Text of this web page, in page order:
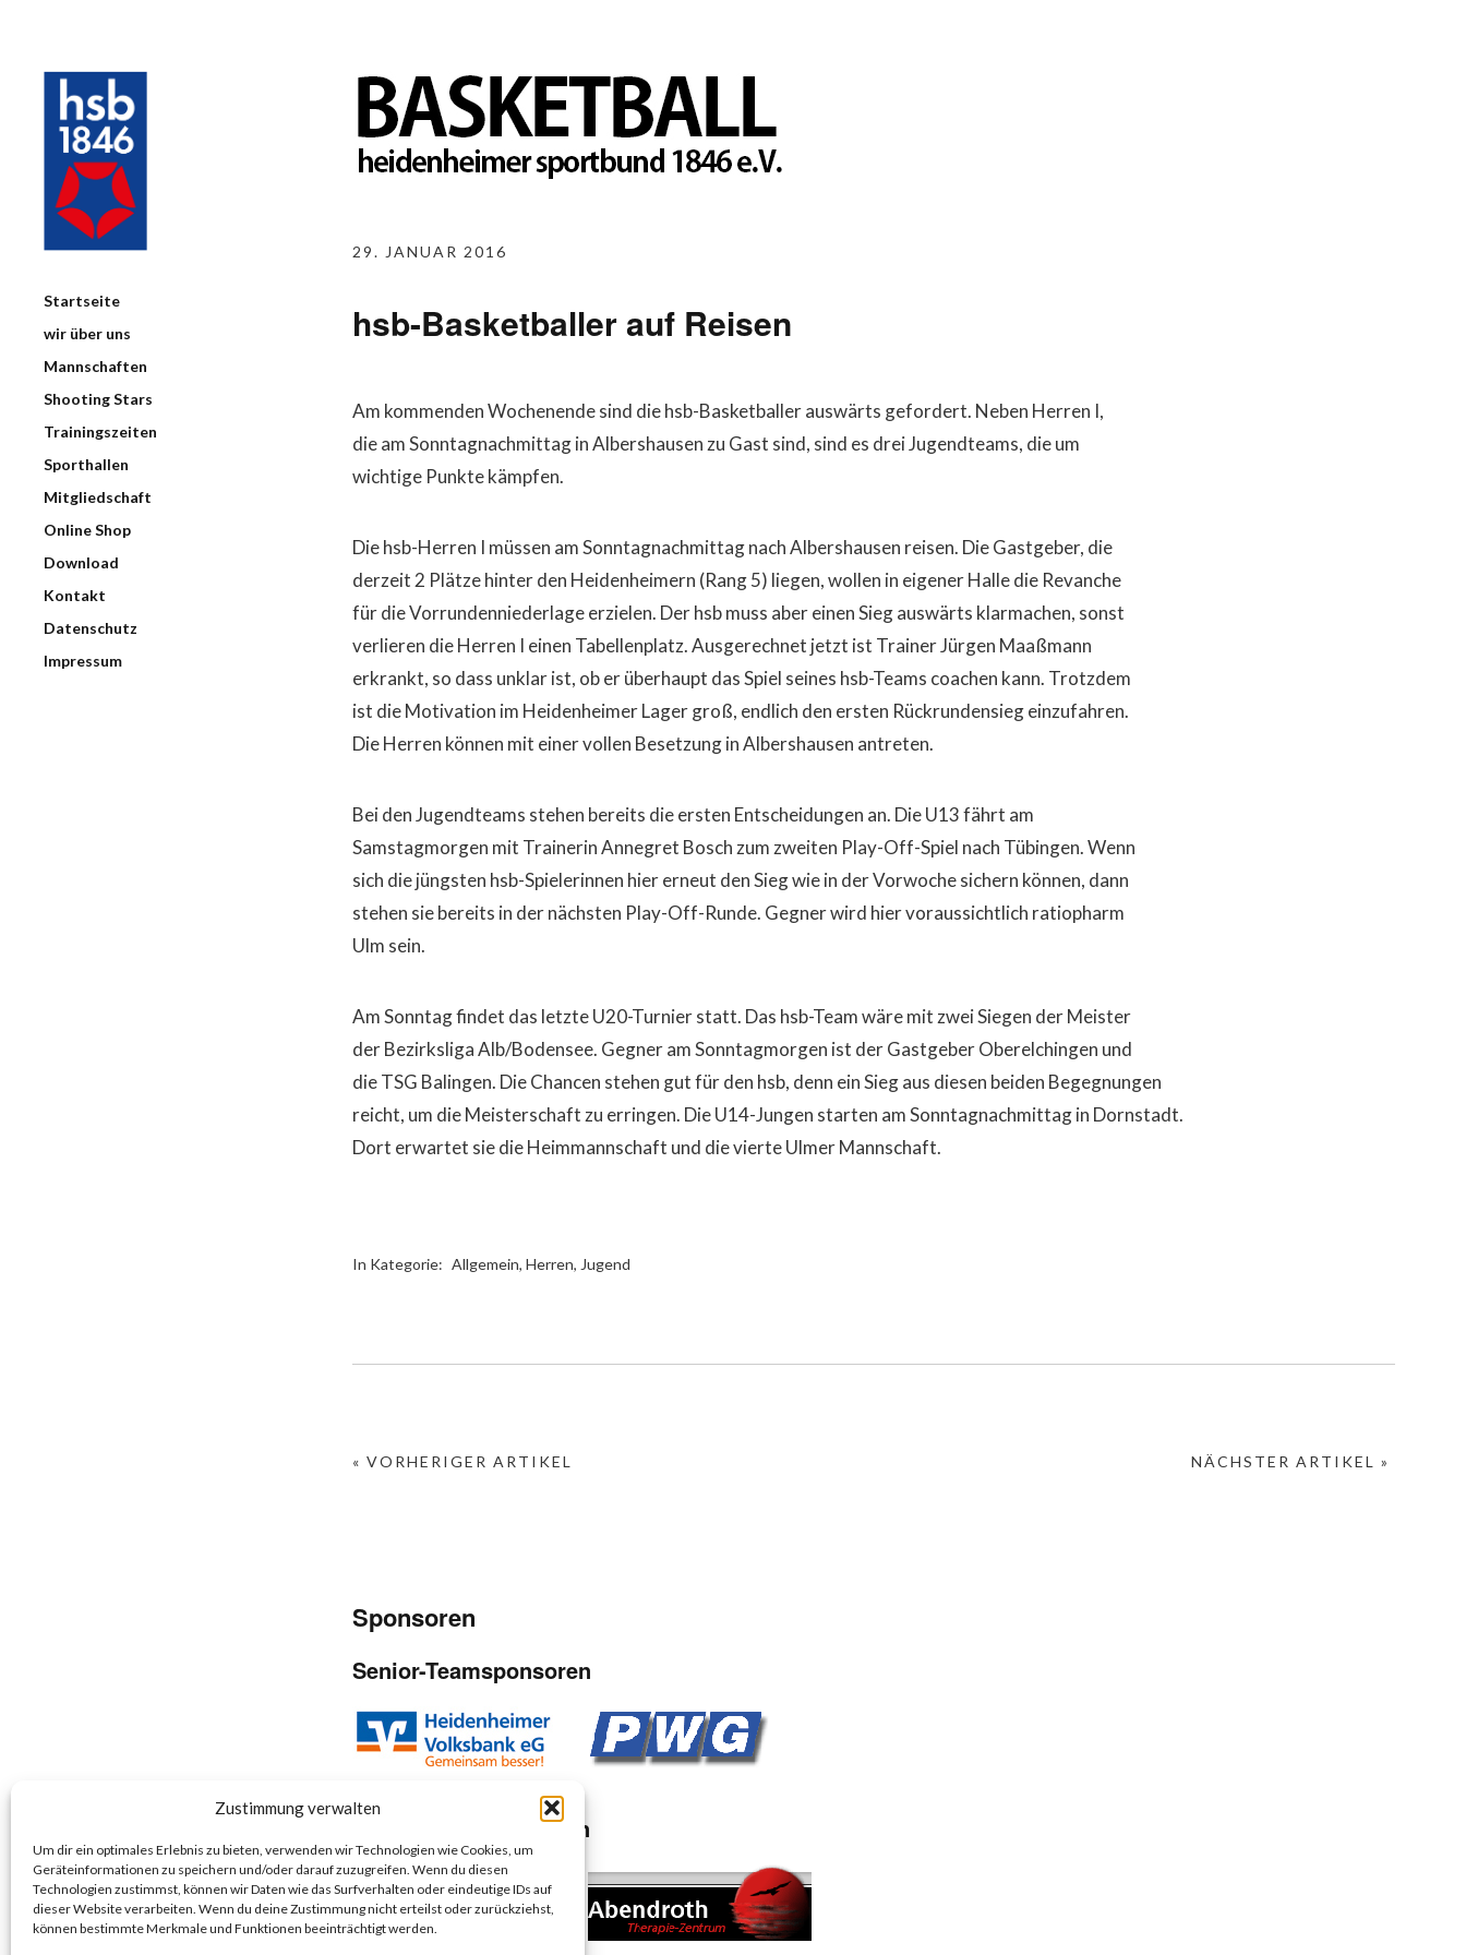
Zustimmung verwalten
Um dir ein optimales Erlebnis zu bieten, verwenden wir Technologien wie Cookies, um
Geräteinformationen zu speichern und/oder darauf zuzugreifen. Wenn du diesen
Technologien zustimmst, können wir Daten wie das Surfverhalten oder eindeutige IDs auf
dieser Website verarbeiten. Wenn du deine Zustimmung nicht erteilst oder zurückziehst,
können bestimmte Merkmale und Funktionen beeinträchtigt werden.
Startseite
wir über uns
Mannschaften
Shooting Stars
Trainingszeiten
Sporthallen
Mitgliedschaft
Online Shop
Download
Kontakt
Datenschutz
Impressum
29. JANUAR 2016
hsb-Basketballer auf Reisen
Am kommenden Wochenende sind die hsb-Basketballer auswärts gefordert. Neben Herren I,
die am Sonntagnachmittag in Albershausen zu Gast sind, sind es drei Jugendteams, die um
wichtige Punkte kämpfen.
Die hsb-Herren I müssen am Sonntagnachmittag nach Albershausen reisen. Die Gastgeber, die
derzeit 2 Plätze hinter den Heidenheimern (Rang 5) liegen, wollen in eigener Halle die Revanche
für die Vorrundenniederlage erzielen. Der hsb muss aber einen Sieg auswärts klarmachen, sonst
verlieren die Herren I einen Tabellenplatz. Ausgerechnet jetzt ist Trainer Jürgen Maaßmann
erkrankt, so dass unklar ist, ob er überhaupt das Spiel seines hsb-Teams coachen kann. Trotzdem
ist die Motivation im Heidenheimer Lager groß, endlich den ersten Rückrundensieg einzufahren.
Die Herren können mit einer vollen Besetzung in Albershausen antreten.
Bei den Jugendteams stehen bereits die ersten Entscheidungen an. Die U13 fährt am
Samstagmorgen mit Trainerin Annegret Bosch zum zweiten Play-Off-Spiel nach Tübingen. Wenn
sich die jüngsten hsb-Spielerinnen hier erneut den Sieg wie in der Vorwoche sichern können, dann
stehen sie bereits in der nächsten Play-Off-Runde. Gegner wird hier voraussichtlich ratiopharm
Ulm sein.
Am Sonntag findet das letzte U20-Turnier statt. Das hsb-Team wäre mit zwei Siegen der Meister
der Bezirksliga Alb/Bodensee. Gegner am Sonntagmorgen ist der Gastgeber Oberelchingen und
die TSG Balingen. Die Chancen stehen gut für den hsb, denn ein Sieg aus diesen beiden Begegnungen
reicht, um die Meisterschaft zu erringen. Die U14-Jungen starten am Sonntagnachmittag in Dornstadt.
Dort erwartet sie die Heimmannschaft und die vierte Ulmer Mannschaft.
In Kategorie: Allgemein, Herren, Jugend
NÄCHSTER ARTIKEL »
« VORHERIGER ARTIKEL
Sponsoren
Senior-Teamsponsoren
Junior-Teamsponsoren